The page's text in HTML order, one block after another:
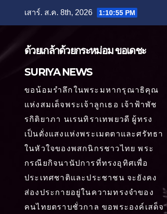
เสาร์. ส.ค. 8th, 2026 1:10:56 PM
ด้วยเกล้าด้วยกระหม่อม ขอเดชะ
SURIYA NEWS
ขอน้อมรำลึกในพระมหากรุณาธิคุณ
แห่งสมเด็จพระเจ้าลูกเธอ เจ้าฟ้าพัช
รกิติยาภา นเรนทิราเทพยวดี ผู้ทรง
เป็นดั่งแสงแห่งพระเมตตาและศรัทธา
ในหัวใจของพสกนิกรชาวไทย พระ
กรณียกิจนานัปการที่ทรงอุทิศเพื่อ
ประเทศชาติและประชาชน จะยังคง
ส่องประกายอยู่ในความทรงจำของ
คนไทยตราบชั่วกาล ขอพระองค์เสด็จ